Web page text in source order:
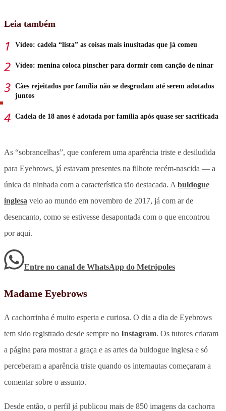
Leia também
Vídeo: cadela “lista” as coisas mais inusitadas que já comeu
Vídeo: menina coloca pinscher para dormir com canção de ninar
Cães rejeitados por família não se desgrudam até serem adotados
juntos
Cadela de 18 anos é adotada por família após quase ser sacrificada
As “sobrancelhas”, que conferem uma aparência triste e desiludida
para Eyebrows, já estavam presentes na filhote recém-nascida — a
única da ninhada com a característica tão destacada. A buldogue
inglesa veio ao mundo em novembro de 2017, já com ar de
desencanto, como se estivesse desapontada com o que encontrou
por aqui.
Entre no canal de WhatsApp do Metrópoles
Madame Eyebrows
A cachorrinha é muito esperta e curiosa. O dia a dia de Eyebrows
tem sido registrado desde sempre no Instagram. Os tutores criaram
a página para mostrar a graça e as artes da buldogue inglesa e só
perceberam a aparência triste quando os internautas começaram a
comentar sobre o assunto.
Desde então, o perfil já publicou mais de 850 imagens da cachorra